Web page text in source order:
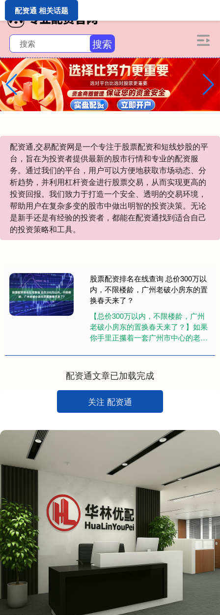
搜索
配资通,交易配资网是一个专注于股票配资和短线炒股的平
台，旨在为投资者提供最新的股市行情和专业的配资服
务。通过我们的平台，用户可以方便地获取市场动态、分
析趋势，并利用杠杆资金进行股票交易，从而实现更高的
投资回报。我们致力于打造一个安全、透明的交易环境，
帮助用户在复杂多变的股市中做出明智的投资决策。无论
是新手还是有经验的投资者，都能在配资通找到适合自己
的投资策略和工具。
配资通 相关话题
股票配资排名在线查询 总价300万以
内，不限楼龄，广州老破小房东的置
换春天来了？
【总价300万以内，不限楼龄，广州
老破小房东的置换春天来了？】如果
你手里正攥着一套广州市中心的老破
不好挂牌几个月无人问津，今天广....
配资通文章已加载完成
关注 配资通